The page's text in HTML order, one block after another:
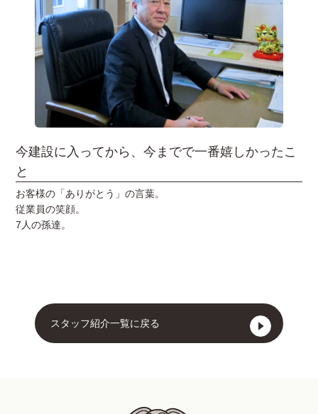
今建設に入ってから、今までで一番嬉しかったこ
と
お客様の「ありがとう」の言葉。
従業員の笑顔。
7人の孫達。
スタッフ紹介一覧に戻る